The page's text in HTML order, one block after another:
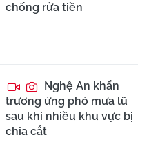
chống rửa tiền
Nghệ An khẩn
trương ứng phó mưa lũ
sau khi nhiều khu vực bị
chia cắt